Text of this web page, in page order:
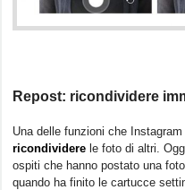
Repost: ricondividere
Una delle funzioni che
ricondividere le foto di altri.
ospiti che hanno postato una
quando ha finito le cartucce